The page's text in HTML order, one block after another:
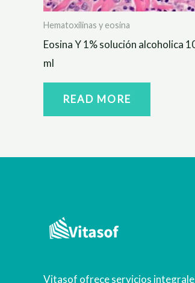
Hematoxilinas y eosina
Eosina Y 1% solución alcoholica
ml
READ MORE
Vitasof ofrece servicios